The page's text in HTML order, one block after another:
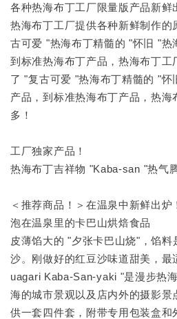
各种热海布丁工厂限量版产品新鲜
热海布丁工厂提供各种新鲜制作的
古可爱 "热海布丁精髓的 "怀旧 "热
到标准热海布丁产品，热海布丁
了 "复古可爱 "热海布丁精髓的 "怀
产品，到标准热海布丁产品，热海
多！
工厂独家产品！
热海布丁吉祥物 "Kaba-san "热气
＜推荐商品！＞在温泉中新鲜出炉
泡在温泉里的卡巴山烘焙食品
皮薄馅大的 "夕张卡巴山烧"，馅
沙。刚做好的红豆沙味道甜美，
uagari Kaba-San-yaki "是漫步热
海的城市景观以及店内外的摄影景
供一套四件套，附带专用包装盒和